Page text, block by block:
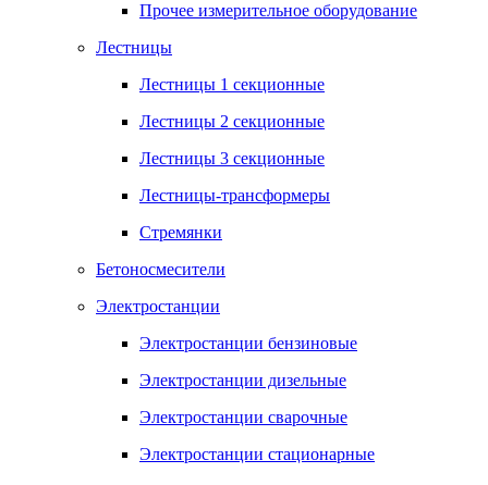
Прочее измерительное оборудование
Лестницы
Лестницы 1 секционные
Лестницы 2 секционные
Лестницы 3 секционные
Лестницы-трансформеры
Стремянки
Бетоносмесители
Электростанции
Электростанции бензиновые
Электростанции дизельные
Электростанции сварочные
Электростанции стационарные